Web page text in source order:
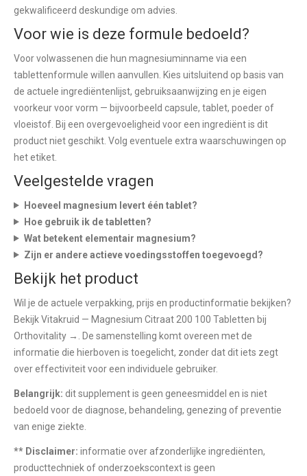
gekwalificeerd deskundige om advies.
Voor wie is deze formule bedoeld?
Voor volwassenen die hun magnesiuminname via een
tablettenformule willen aanvullen. Kies uitsluitend op basis van
de actuele ingrediëntenlijst, gebruiksaanwijzing en je eigen
voorkeur voor vorm — bijvoorbeeld capsule, tablet, poeder of
vloeistof. Bij een overgevoeligheid voor een ingrediënt is dit
product niet geschikt. Volg eventuele extra waarschuwingen op
het etiket.
Veelgestelde vragen
Hoeveel magnesium levert één tablet?
Hoe gebruik ik de tabletten?
Wat betekent elementair magnesium?
Zijn er andere actieve voedingsstoffen toegevoegd?
Bekijk het product
Wil je de actuele verpakking, prijs en productinformatie bekijken?
Bekijk Vitakruid — Magnesium Citraat 200 100 Tabletten bij
Orthovitality → . De samenstelling komt overeen met de
informatie die hierboven is toegelicht, zonder dat dit iets zegt
over effectiviteit voor een individuele gebruiker.
Belangrijk: dit supplement is geen geneesmiddel en is niet
bedoeld voor de diagnose, behandeling, genezing of preventie
van enige ziekte.
** Disclaimer: informatie over afzonderlijke ingrediënten,
producttechniek of onderzoekscontext is geen